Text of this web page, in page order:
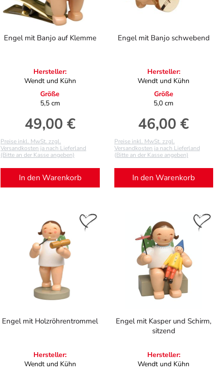
Engel mit Banjo auf Klemme
Hersteller:
Wendt und Kühn
Größe
5,5 cm
Regulärer Preis:
49,00 €
Preise inkl. MwSt. zzgl.
Versandkosten ja nach Lieferland
(Bitte an der Kasse angeben)
In den Warenkorb
Engel mit Banjo schwebend
Hersteller:
Wendt und Kühn
Größe
5,0 cm
Regulärer Preis:
46,00 €
Preise inkl. MwSt. zzgl.
Versandkosten ja nach Lieferland
(Bitte an der Kasse angeben)
In den Warenkorb
Engel mit Holzröhrentrommel
Hersteller:
Wendt und Kühn
Engel mit Kasper und Schirm,
sitzend
Hersteller:
Wendt und Kühn